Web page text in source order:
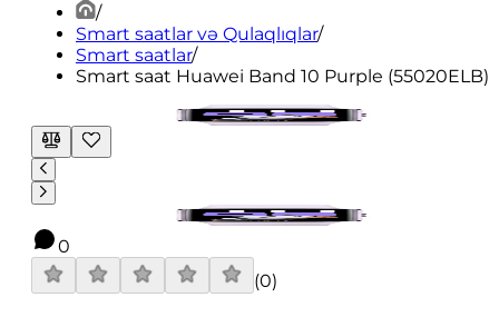
/
Smart saatlar və Qulaqlıqlar/
Smart saatlar/
Smart saat Huawei Band 10 Purple (55020ELB)
0
(0)